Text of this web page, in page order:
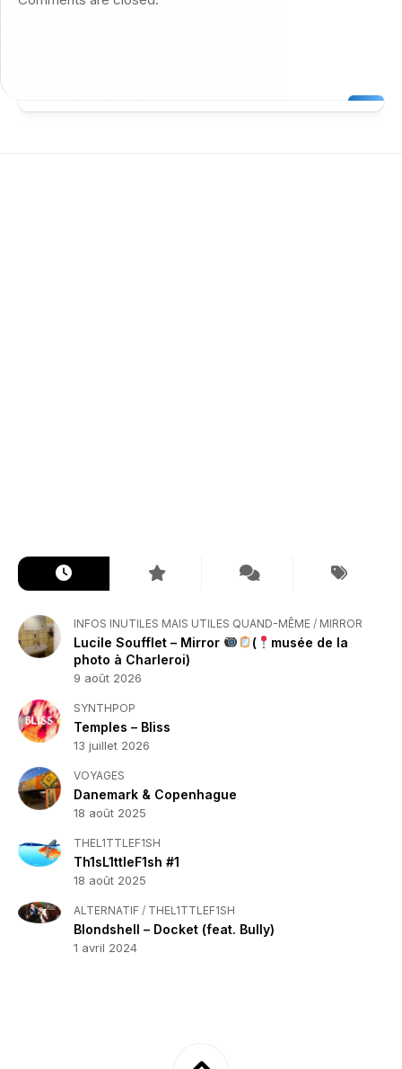
INFOS INUTILES MAIS UTILES QUAND-MÊME / MIRROR
Lucile Soufflet – Mirror (
musée de la
photo à Charleroi)
9 août 2026
SYNTHPOP
Temples – Bliss
13 juillet 2026
VOYAGES
Danemark & Copenhague
18 août 2025
THEL1TTLEF1SH
Th1sL1ttleF1sh #1
18 août 2025
ALTERNATIF / THEL1TTLEF1SH
Blondshell – Docket (feat. Bully)
1 avril 2024